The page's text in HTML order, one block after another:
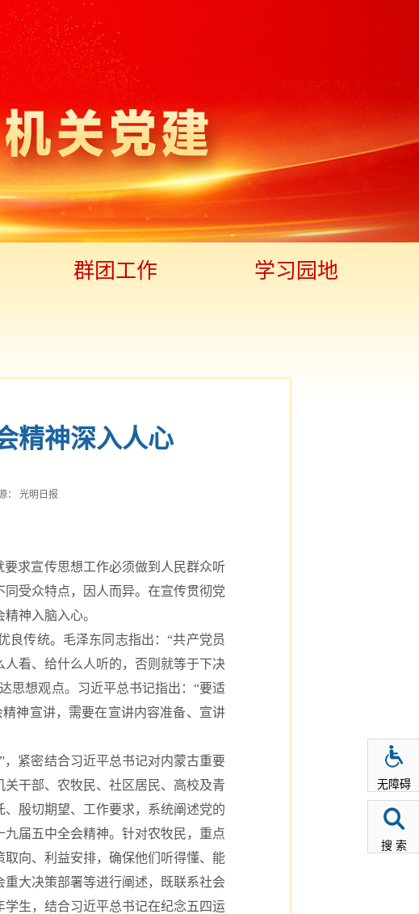
群团工作 学习园地
精神深入人心
： 光明日报
求宣传思想工作必须做到人民群众听
受众特点，因人而异。在宣传贯彻党
神入脑入心。
传统。毛泽东同志指出：“共产党员
看、给什么人听的，否则就等于下决
思想观点。习近平总书记指出：“要适
神宣讲，需要在宣讲内容准备、宣讲
紧密结合习近平总书记对内蒙古重要
干部、农牧民、社区居民、高校及青
殷切期望、工作要求，系统阐述党的
届五中全会精神。针对农牧民，重点
向、利益安排，确保他们听得懂、能
大决策部署等进行阐述，既联系社会
生，结合习近平总书记在纪念五四运
无障碍
搜 索